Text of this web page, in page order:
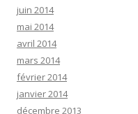
juin 2014
mai 2014
avril 2014
mars 2014
février 2014
janvier 2014
décembre 2013